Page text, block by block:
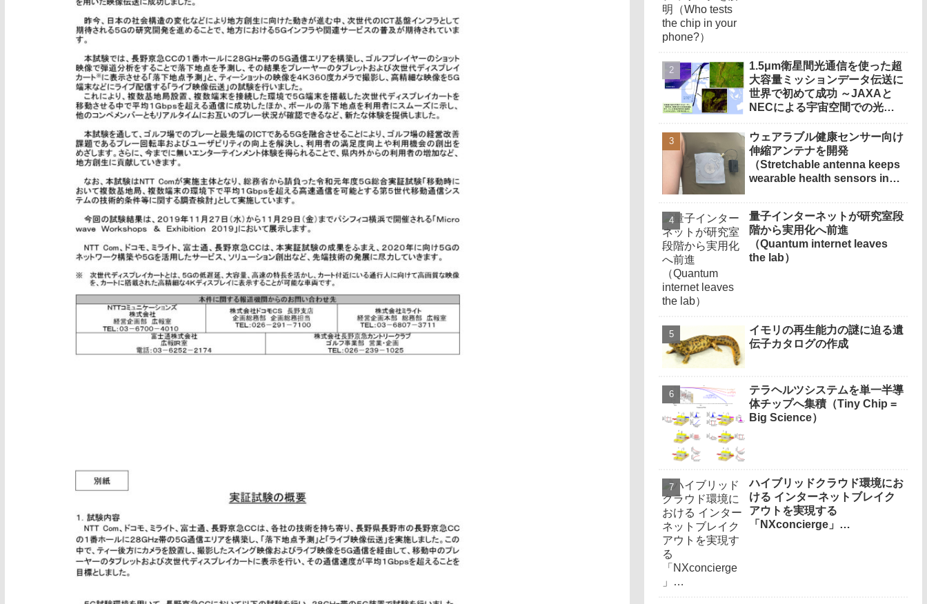
1.5μm衛星間光通信を使った超
大容量ミッションデータ伝送に
世界で初めて成功 ～JAXAと
NECによる宇宙空間での光通
ウェアラブル健康センサー向け
伸縮アンテナを開発
（Stretchable antenna keeps
wearable health sensors in
量子インターネットが研究室段
階から実用化へ前進
（Quantum internet leaves
the lab）
イモリの再生能力の謎に迫る遺
伝子カタログの作成
テラヘルツシステムを単一半導
体チップへ集積（Tiny Chip =
Big Science）
ハイブリッドクラウド環境にお
ける インターネットブレイク
アウトを実現する
「NXconcierge」…